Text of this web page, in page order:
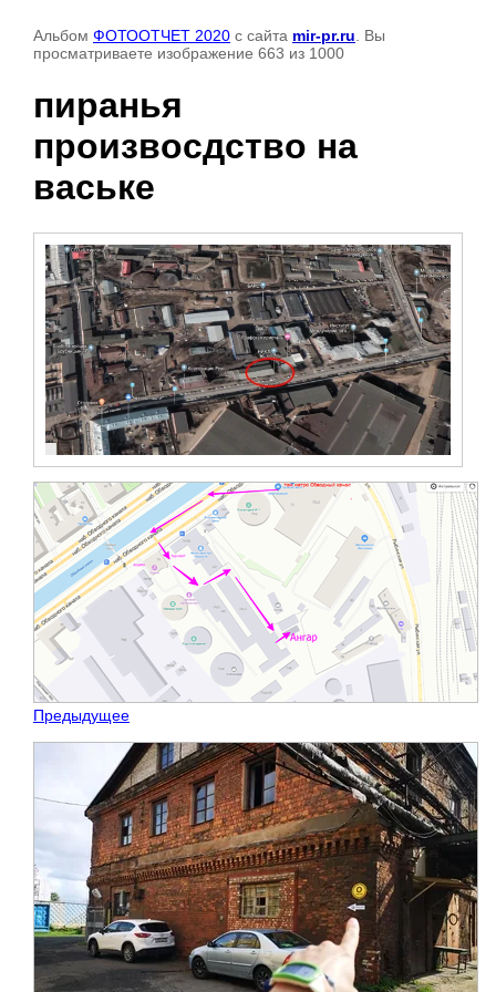
Альбом ФОТООТЧЕТ 2020 с сайта mir-pr.ru . Вы
просматриваете изображение 663 из 1000
пиранья
произвосдство на
ваське
Предыдущее